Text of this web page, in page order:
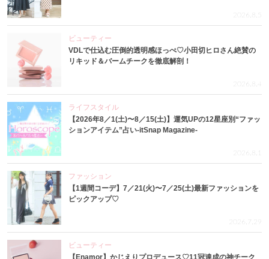
2026.8.5
ビューティー
VDLで仕込む圧倒的透明感ほっぺ♡小田切ヒロさん絶賛の
リキッド＆バームチークを徹底解剖！
2026.8.4
ライフスタイル
【2026年8／1(土)〜8／15(土)】運気UPの12星座別“ファッ
ションアイテム”占い-itSnap Magazine-
2026.8.1
ファッション
【1週間コーデ】7／21(火)〜7／25(土)最新ファッションを
ピックアップ♡
2026.7.29
ビューティー
【Enamor】かじえりプロデュース♡11冠達成の神チーク